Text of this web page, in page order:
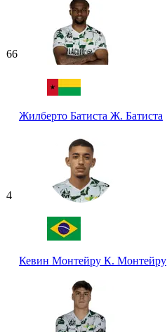
66
Жилберто Батиста Ж. Батиста
4
Кевин Монтейру К. Монтейру